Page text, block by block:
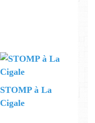
STOMP à La
Cigale